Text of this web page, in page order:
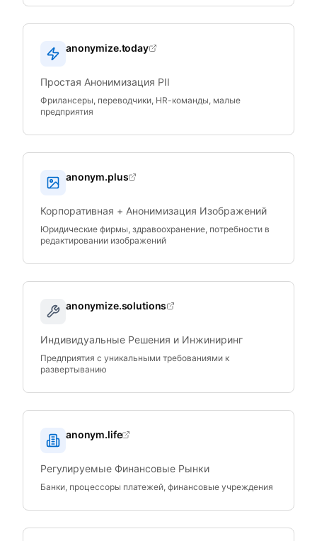
anonymize.today
Простая Анонимизация PII
Фрилансеры, переводчики, HR-команды, малые
предприятия
anonym.plus
Корпоративная + Анонимизация Изображений
Юридические фирмы, здравоохранение, потребности в
редактировании изображений
anonymize.solutions
Индивидуальные Решения и Инжиниринг
Предприятия с уникальными требованиями к
развертыванию
anonym.life
Регулируемые Финансовые Рынки
Банки, процессоры платежей, финансовые учреждения